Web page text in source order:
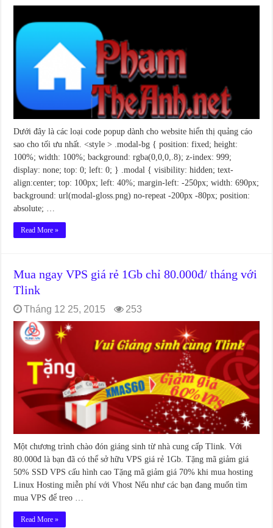
Dưới đây là các loại code popup dành cho website hiển thị quảng cáo
sao cho tối ưu nhất. <style > .modal-bg { position: fixed; height:
100%; width: 100%; background: rgba(0,0,0,.8); z-index: 999;
display: none; top: 0; left: 0; } .modal { visibility: hidden; text-
align:center; top: 100px; left: 40%; margin-left: -250px; width: 690px;
background: url(modal-gloss.png) no-repeat -200px -80px; position:
absolute; …
Read More »
Mua ngay VPS giá rẻ 1Gb chỉ 80.000đ/ tháng với
Tlink
Tháng 12 25, 2015 253
Một chương trình chào đón giáng sinh từ nhà cung cấp Tlink. Với
80.000đ là bạn đã có thể sở hữu VPS giá rẻ 1Gb. Tặng mã giảm giá
50% SSD VPS cấu hình cao Tặng mã giảm giá 70% khi mua hosting
Linux Hosting miễn phí với Vhost Nếu như các bạn đang muốn tìm
mua VPS để treo …
Read More »